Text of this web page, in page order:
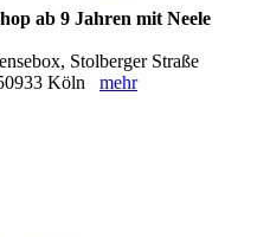
ab 9 Jahren mit Neele
Stolberger Straße
Köln mehr